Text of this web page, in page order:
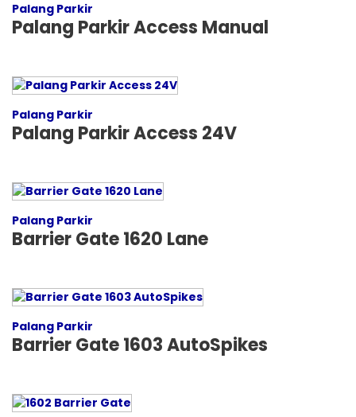
Palang Parkir
Palang Parkir Access Manual
Palang Parkir
Palang Parkir Access 24V
Palang Parkir
Barrier Gate 1620 Lane
Palang Parkir
Barrier Gate 1603 AutoSpikes